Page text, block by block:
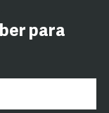
para